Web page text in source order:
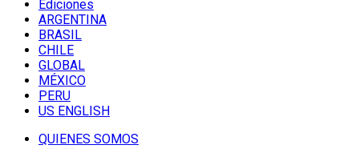
Ediciones
ARGENTINA
BRASIL
CHILE
GLOBAL
MÉXICO
PERU
US ENGLISH
QUIENES SOMOS